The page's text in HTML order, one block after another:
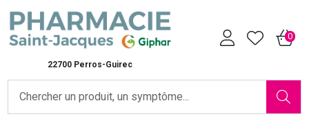
22700 Perros-Guirec
0